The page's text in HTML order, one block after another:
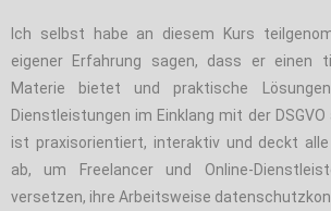
Ich selbst habe an diesem Kurs
eigener Erfahrung sagen, dass er einen
Materie bietet und praktische
Dienstleistungen im Einklang mit der
ist praxisorientiert, interaktiv und deckt
ab, um Freelancer und Online-
versetzen, ihre Arbeitsweise